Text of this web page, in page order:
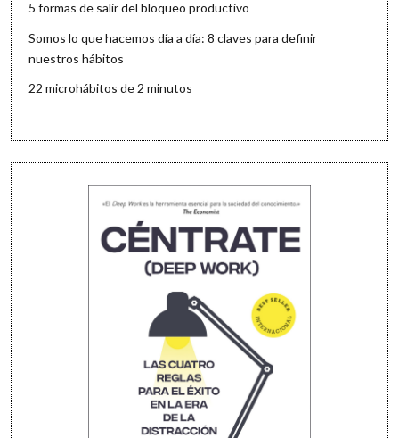
5 formas de salir del bloqueo productivo
Somos lo que hacemos día a día: 8 claves para definir
nuestros hábitos
22 microhábitos de 2 minutos